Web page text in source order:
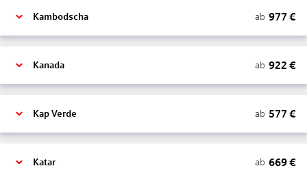
Kambodscha ab 977 €
Kanada ab 922 €
Kap Verde ab 577 €
Katar ab 669€